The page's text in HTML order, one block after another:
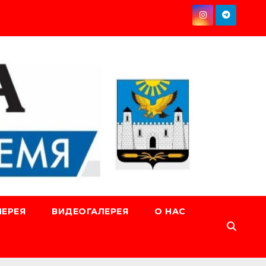
ВИДЕОГАЛЕРЕЯ О НАС